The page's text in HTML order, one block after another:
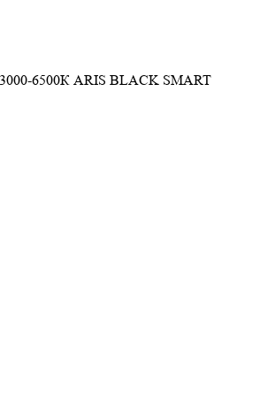
6500К ARIS BLACK SMART